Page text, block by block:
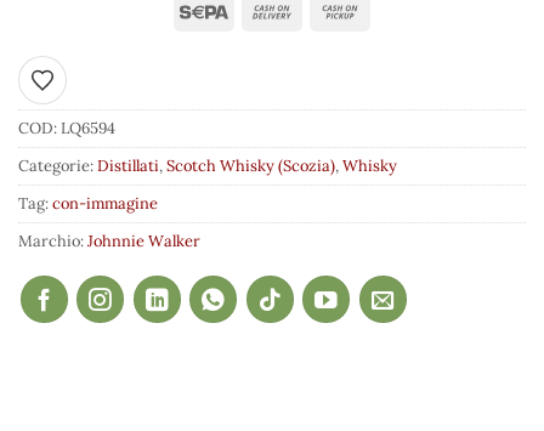
Aggiungi ai preferiti
COD:LQ6594
Categorie:Distillati,Scotch Whisky (Scozia),Whisky
Tag:con-immagine
Marchio:Johnnie Walker